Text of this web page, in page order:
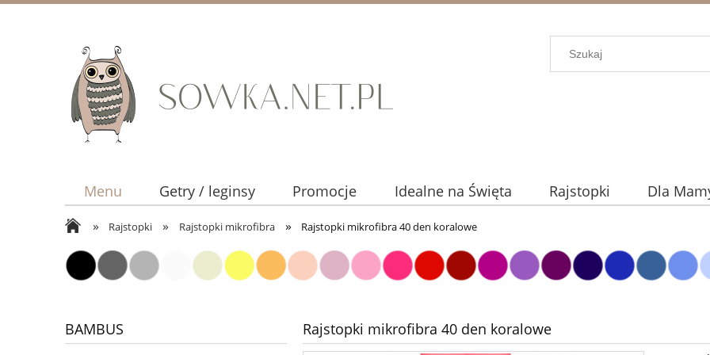
Menu Getry / leginsy Promocje Idealne na Święta Rajstopki
Dla
Rozmiary
» Rajstopki » Rajstopki mikrofibra » Rajstopki mikrofibra 40 den koralowe
BAMBUS Rajstopki mikrofibra 40 den koralowe